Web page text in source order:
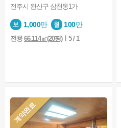
전주시 완산구 삼천동1가
1,000만 100만
전용66.114㎡(20평)ㅣ5 / 1
계약완료